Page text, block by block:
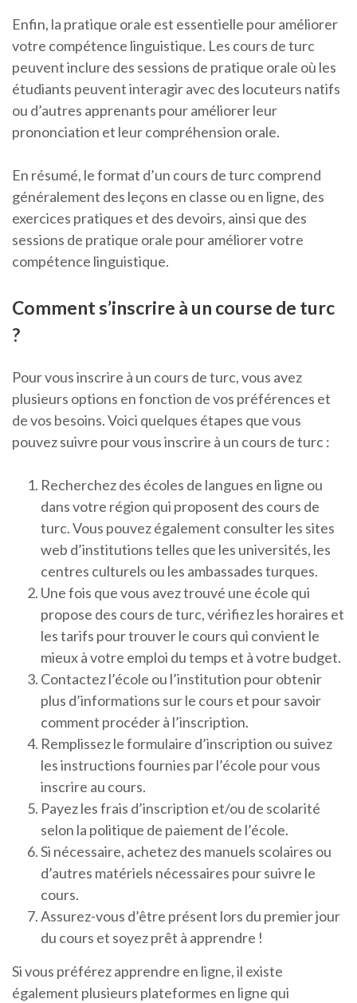
Enfin, la pratique orale est essentielle pour améliorer
votre compétence linguistique. Les cours de turc
peuvent inclure des sessions de pratique orale où les
étudiants peuvent interagir avec des locuteurs natifs
ou d’autres apprenants pour améliorer leur
prononciation et leur compréhension orale.
En résumé, le format d’un cours de turc comprend
généralement des leçons en classe ou en ligne, des
exercices pratiques et des devoirs, ainsi que des
sessions de pratique orale pour améliorer votre
compétence linguistique.
Comment s’inscrire à un course de turc
?
Pour vous inscrire à un cours de turc, vous avez
plusieurs options en fonction de vos préférences et
de vos besoins. Voici quelques étapes que vous
pouvez suivre pour vous inscrire à un cours de turc :
Recherchez des écoles de langues en ligne ou
dans votre région qui proposent des cours de
turc. Vous pouvez également consulter les sites
web d’institutions telles que les universités, les
centres culturels ou les ambassades turques.
Une fois que vous avez trouvé une école qui
propose des cours de turc, vérifiez les horaires et
les tarifs pour trouver le cours qui convient le
mieux à votre emploi du temps et à votre budget.
Contactez l’école ou l’institution pour obtenir
plus d’informations sur le cours et pour savoir
comment procéder à l’inscription.
Remplissez le formulaire d’inscription ou suivez
les instructions fournies par l’école pour vous
inscrire au cours.
Payez les frais d’inscription et/ou de scolarité
selon la politique de paiement de l’école.
Si nécessaire, achetez des manuels scolaires ou
d’autres matériels nécessaires pour suivre le
cours.
Assurez-vous d’être présent lors du premier jour
du cours et soyez prêt à apprendre !
Si vous préférez apprendre en ligne, il existe
également plusieurs plateformes en ligne qui